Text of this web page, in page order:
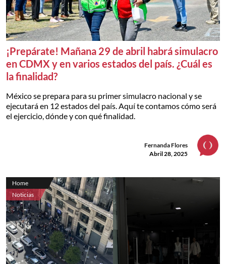
¡Prepárate! Mañana 29 de abril habrá simulacro
en CDMX y en varios estados del país. ¿Cuál es
la finalidad?
México se prepara para su primer simulacro nacional y se
ejecutará en 12 estados del país. Aquí te contamos cómo será
el ejercicio, dónde y con qué finalidad.
Fernanda Flores
Abril 28, 2025
Home
Noticias